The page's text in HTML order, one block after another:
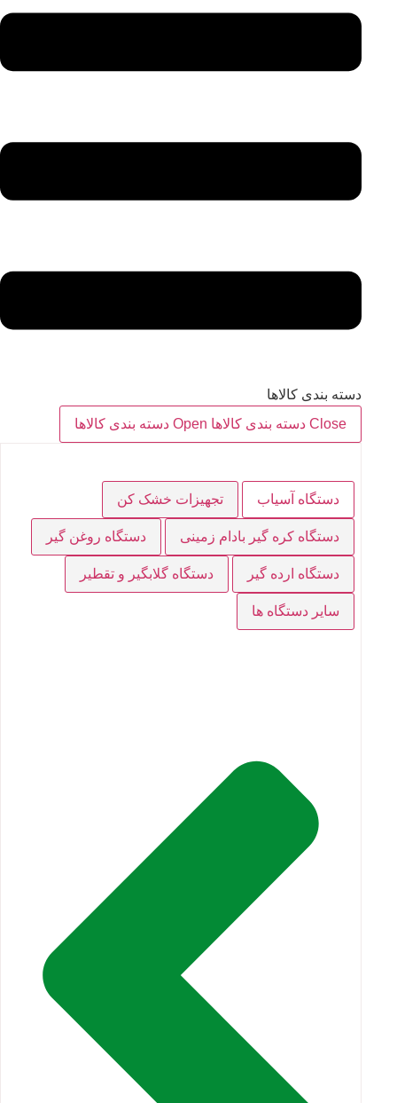
دسته بندی کالاها
Close دسته بندی کالاها
Open دسته بندی کالاها
دستگاه آسیاب تجهیزات خشک کن
دستگاه کره گیر بادام زمینی دستگاه روغن گیر
دستگاه ارده گیر دستگاه گلابگیر و تقطیر
سایر دستگاه ها